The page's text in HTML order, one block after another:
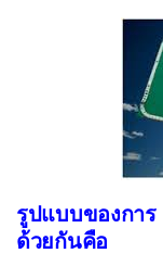
รูปแบบของการ
ด้วยกันคือ